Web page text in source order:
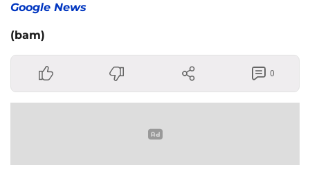
Google News
(bam)
0